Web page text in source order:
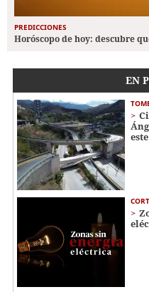
PREDICCIONES
Horóscopo de hoy: descubre
EN